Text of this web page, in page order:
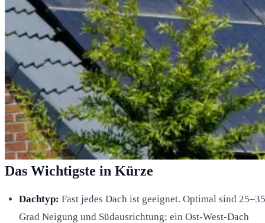
Das Wichtigste in Kürze
Dachtyp: Fast jedes Dach ist geeignet. Optimal sind 25–35
Grad Neigung und Südausrichtung; ein Ost-West-Dach